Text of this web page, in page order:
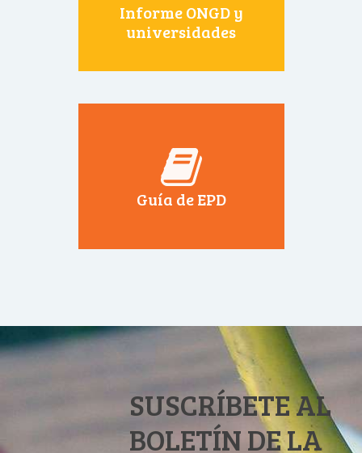
Informe ONGD y
universidades
Guía de EPD
SUSCRÍBETE AL
BOLETÍN DE LA